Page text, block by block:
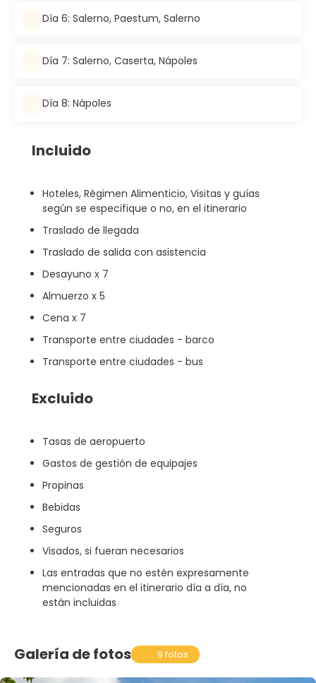
Día 6: Salerno, Paestum, Salerno
Día 7: Salerno, Caserta, Nápoles
Día 8: Nápoles
Incluido
Hoteles, Régimen Alimenticio, Visitas y guías
según se especifique o no, en el itinerario
Traslado de llegada
Traslado de salida con asistencia
Desayuno x 7
Almuerzo x 5
Cena x 7
Transporte entre ciudades - barco
Transporte entre ciudades - bus
Excluido
Tasas de aeropuerto
Gastos de gestión de equipajes
Propinas
Bebidas
Seguros
Visados, si fueran necesarios
Las entradas que no estén expresamente
mencionadas en el itinerario día a día, no
están incluidas
Galería de fotos 9 fotos